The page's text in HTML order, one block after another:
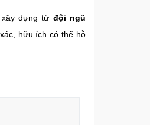
dựng từ đội ngũ
hữu ích có thể hỗ